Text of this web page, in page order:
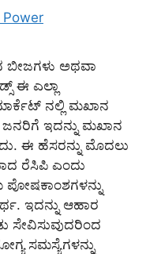
Power
ಅಥವಾ
ಈ ಎಲ್ಲಾ
ನಲ್ಲಿ ಮಖಾನ
ಇದನ್ನು ಮಖಾನ
ಈ ಹೆಸರನ್ನು ಮೊದಲು
ರೆಸಿಪಿ ಎಂದು
ಇದನ್ನು ಆಹಾರ
ಸೇವಿಸುವುದರಿಂದ
ಸಮಸ್ಯೆಗಳನ್ನು